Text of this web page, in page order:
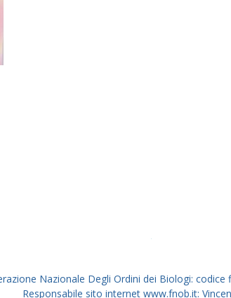
Nazionale Degli Ordini dei Biologi: codice
Responsabile sito internet www.fnob.it: